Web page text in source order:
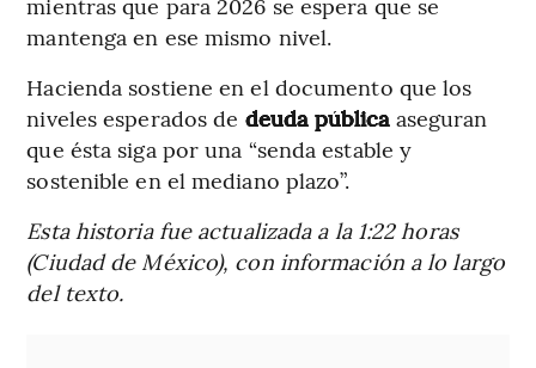
mantenga en ese mismo nivel.
Hacienda sostiene en el documento que los
niveles esperados de deuda públicaaseguran
que ésta siga por una “senda estable y
sostenible en el mediano plazo”.
Esta historia fue actualizada a la 1:22 horas
(Ciudad de México), con información a lo largo
del texto.